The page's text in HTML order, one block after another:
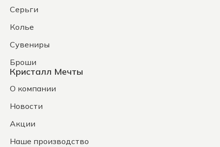
Серьги
Колье
Сувениры
Броши
Кристалл Мечты
О компании
Новости
Акции
Наше производство